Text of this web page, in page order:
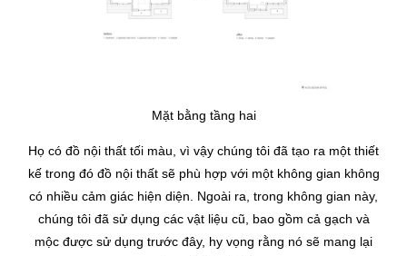
Mặt bằng tầng hai
Họ có đồ nội thất tối màu, vì vậy chúng tôi đã tạo ra một thiết
kế trong đó đồ nội thất sẽ phù hợp với một không gian không
có nhiều cảm giác hiện diện. Ngoài ra, trong không gian này,
chúng tôi đã sử dụng các vật liệu cũ, bao gồm cả gạch và
mộc được sử dụng trước đây, hy vọng rằng nó sẽ mang lại